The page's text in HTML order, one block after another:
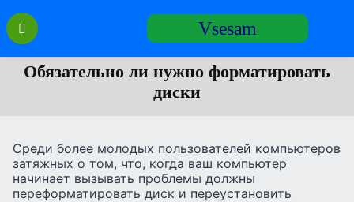
Перейти
содержанию
Vsesam
Обязательно ли нужно форматировать
диски
Среди более молодых пользователей компьютеров
затяжных о том, что, когда ваш компьютер
начинает вызывать проблемы должны
переформатировать диск и переустановить